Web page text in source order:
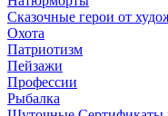
Сказочные герои от
Охота
Патриотизм
Пейзажи
Профессии
Рыбалка